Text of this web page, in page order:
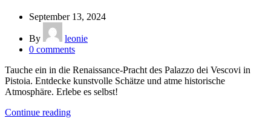
September 13, 2024
By
leonie
0 comments
Tauche ein in die Renaissance-Pracht des Palazzo dei Vescovi in
Pistoia. Entdecke kunstvolle Schätze und atme historische
Atmosphäre. Erlebe es selbst!
Continue reading